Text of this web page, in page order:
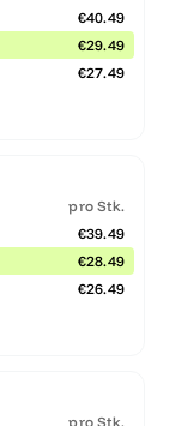
€40.49
€29.49
€27.49
pro Stk.
€39.49
€28.49
€26.49
pro Stk.